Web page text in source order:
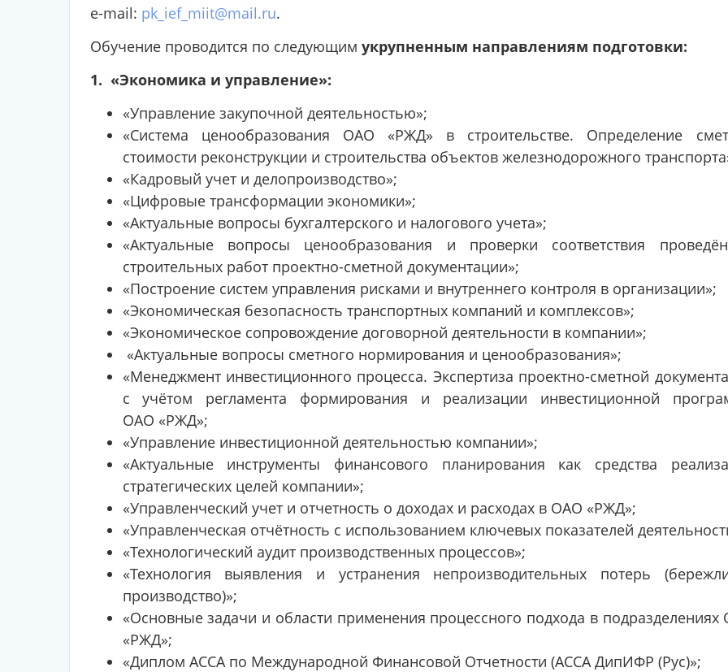
e-mail: pk_ief_miit@mail.ru.
Обучение проводится по следующим укрупненным направлениям подготовки:
1. «Экономика и управление»:
«Управление закупочной деятельностью»;
«Система ценообразования ОАО «РЖД» в строительстве. Определение
стоимости реконструкции и строительства объектов железнодорожного
«Кадровый учет и делопроизводство»;
«Цифровые трансформации экономики»;
«Актуальные вопросы бухгалтерского и налогового учета»;
«Актуальные вопросы ценообразования и проверки соответствия
строительных работ проектно-сметной документации»;
«Построение систем управления рисками и внутреннего контроля в организации»;
«Экономическая безопасность транспортных компаний и комплексов»;
«Экономическое сопровождение договорной деятельности в компании»;
«Актуальные вопросы сметного нормирования и ценообразования»;
«Менеджмент инвестиционного процесса. Экспертиза проектно-сметной
с учётом регламента формирования и реализации инвестиционной
ОАО «РЖД»;
«Управление инвестиционной деятельностью компании»;
«Актуальные инструменты финансового планирования как средства
стратегических целей компании»;
«Управленческий учет и отчетность о доходах и расходах в ОАО «РЖД»;
«Управленческая отчётность с использованием ключевых показателей
«Технологический аудит производственных процессов»;
«Технология выявления и устранения непроизводительных потерь
производство)»;
«Основные задачи и области применения процессного подхода в подразделениях
«РЖД»;
«Диплом АССА по Международной Финансовой Отчетности (АССА ДипИФР (Рус)»;